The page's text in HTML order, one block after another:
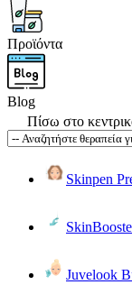
Προϊόντα
Blog
Πίσω στο
Skinpen
Juvelook